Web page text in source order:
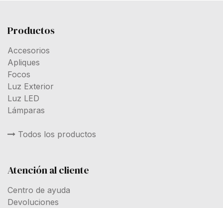
Productos
Accesorios
Apliques
Focos
Luz Exterior
Luz LED
Lámparas
Todos los productos
Atención al cliente
Centro de ayuda
Devoluciones